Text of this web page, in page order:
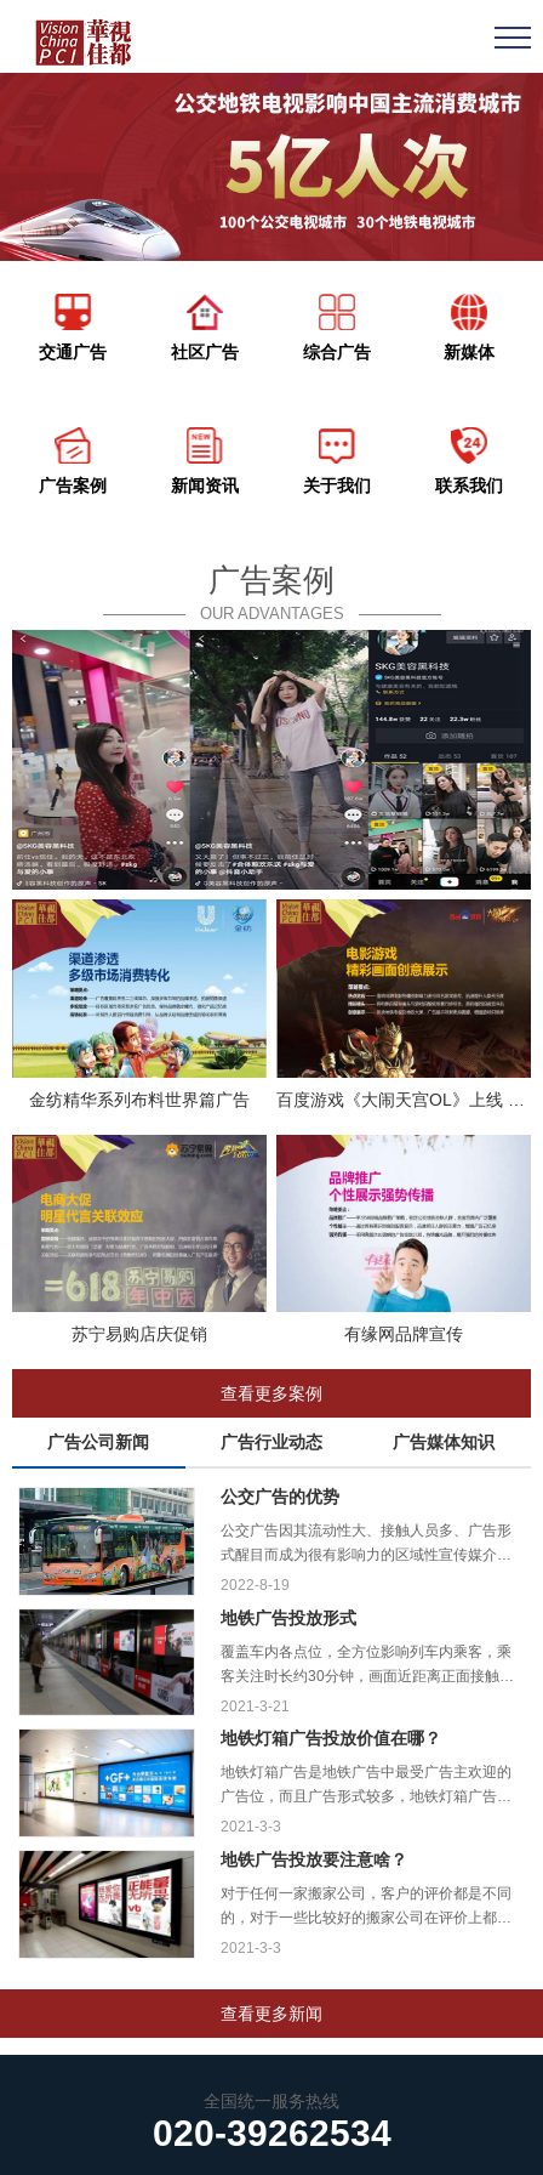
交通广告 社区广告 综合广告 新媒体
广告案例 新闻资讯 关于我们 联系我们
广告案例
OUR ADVANTAGES
金纺精华系列布料世界篇广告
苏宁易购店庆促销 有缘网品牌宣传
查看更多案例
广告公司新闻 广告行业动态 广告媒体知识
公交广告的优势
公交广告因其流动性大、接触人员多、广告形
式醒目而成为很有影响力的区域性宣传媒介。
今天小编就带你了解一下它的主要优势：
2022-8-19
地铁广告投放形式
覆盖车内各点位，全方位影响列车内乘客，乘
客关注时长约30分钟，画面近距离正面接触乘
客，干扰度小，媒体数至多的优势，...
2021-3-21
地铁灯箱广告投放价值在哪？
地铁灯箱广告是地铁广告中最受广告主欢迎的
广告位，而且广告形式较多，地铁灯箱广告常
见灯箱有：4封灯箱广告、12封灯箱?...
2021-3-3
地铁广告投放要注意啥？
对于任何一家搬家公司，客户的评价都是不同
的，对于一些比较好的搬家公司在评价上都是
会高度的统一。当然在搬家行业中也...
2021-3-3
查看更多新闻
全国统一服务热线
020-39262534